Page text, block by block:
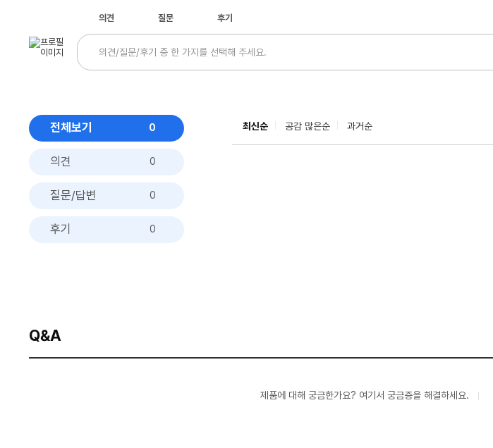
의견 질문 후기
전체보기 0
의견 0
질문/답변 0
후기 0
최신순 공감 많은순 과거순
Q&A
제품에 대해 궁금한가요? 여기서 궁금증을 해결하세요.